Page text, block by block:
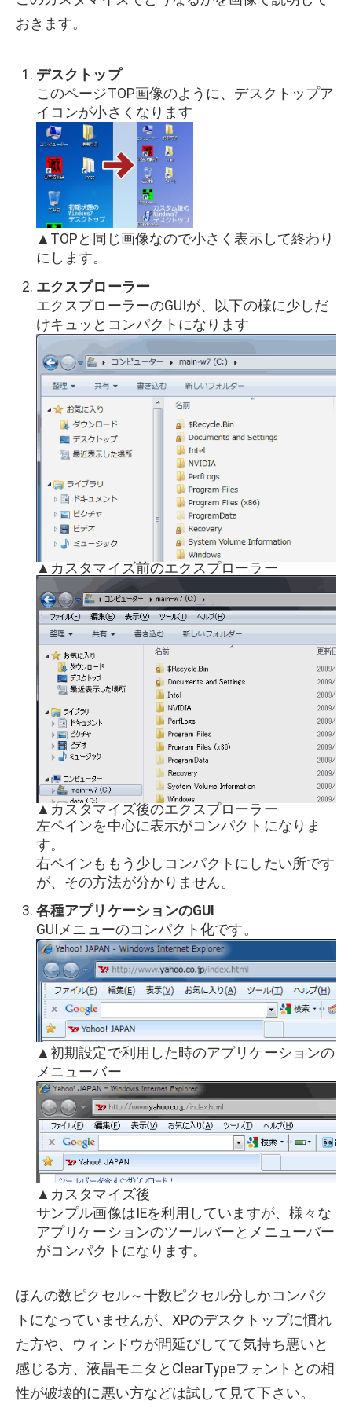
おきます。
デスクトップ
このページTOP画像のように、デスクトップア
イコンが小さくなります
▲TOPと同じ画像なので小さく表示して終わり
にします。
エクスプローラー
エクスプローラーのGUIが、以下の様に少しだ
けキュッとコンパクトになります
▲カスタマイズ前のエクスプローラー
▲カスタマイズ後のエクスプローラー
左ペインを中心に表示がコンパクトになりま
す。
右ペインももう少しコンパクトにしたい所です
が、その方法が分かりません。
各種アプリケーションのGUI
GUIメニューのコンパクト化です。
▲初期設定で利用した時のアプリケーションの
メニューバー
▲カスタマイズ後
サンプル画像はIEを利用していますが、様々な
アプリケーションのツールバーとメニューバー
がコンパクトになります。
ほんの数ピクセル～十数ピクセル分しかコンパク
トになっていませんが、XPのデスクトップに慣れ
た方や、ウィンドウが間延びしてて気持ち悪いと
感じる方、液晶モニタとClearTypeフォントとの相
性が破壊的に悪い方などは試して見て下さい。